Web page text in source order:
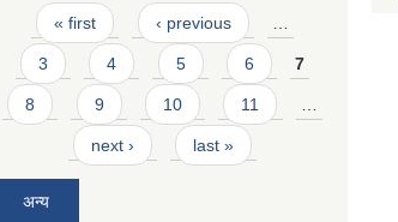
Pages
« first ‹ previous …
3 4 5 6 7
8 9 10 11 …
next › last »
अन्य